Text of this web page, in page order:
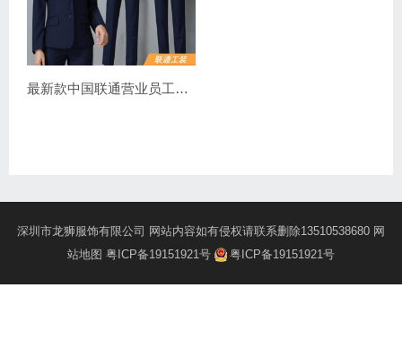
最新款中国联通营业员工作服图片
深圳市龙狮服饰有限公司 网站内容如有侵权请联系删除13510538680 网
站地图 粤ICP备19151921号 粤ICP备19151921号